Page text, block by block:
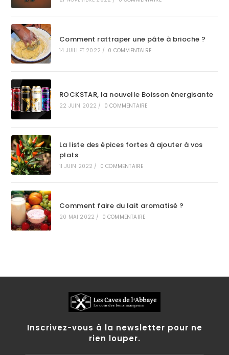
Comment rattraper une pâte à brioche ?
14 JUILLET 2022 / 0 COMMENTAIRE
ROCKSTAR, la nouvelle Boisson énergisante
22 JUIN 2022 / 0 COMMENTAIRE
La liste des épices fortes à ajouter à vos
plats
11 JUIN 2022 / 0 COMMENTAIRE
Comment faire du lait aromatisé ?
20 MAI 2022 / 0 COMMENTAIRE
Inscrivez-vous à la newsletter pour ne
rien louper.